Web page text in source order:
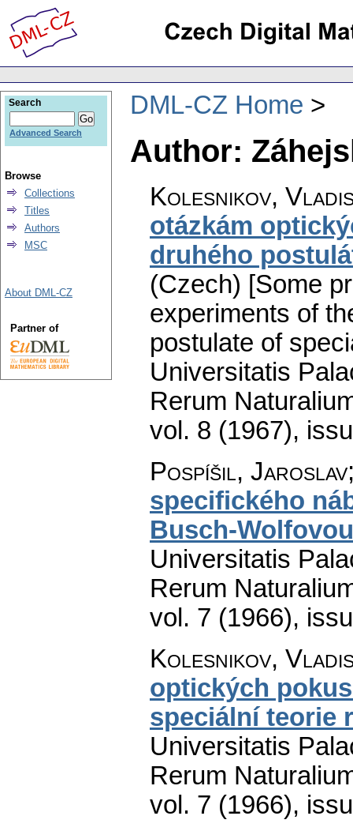
DML-CZ Home
Author:
Kolesnikov,
otázkám
druhého
(Czech) [Some
experiments of
postulate of
Universitatis
Rerum
vol. 8 (1967),
Pospíšil,
specifického
Busch-
Universitatis
Rerum
vol. 7 (1966),
Kolesnikov,
optických
speciální teorie
Universitatis
Rerum
vol. 7 (1966),
Search
Advanced Search
Browse
Collections
Titles
Authors
MSC
About DML-CZ
Partner of